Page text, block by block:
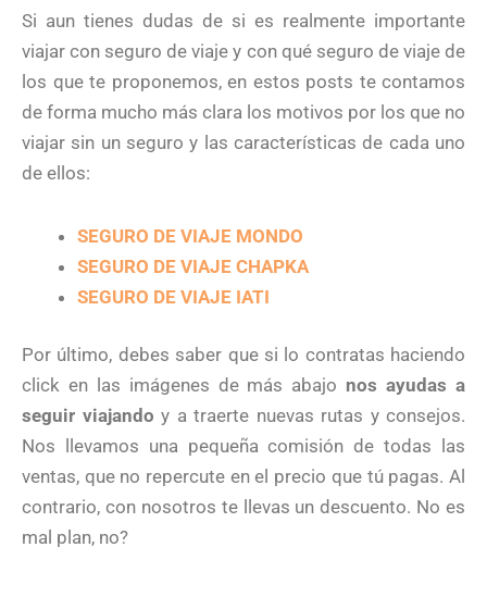
Si aun tienes dudas de si es realmente importante
viajar con seguro de viaje y con qué seguro de viaje de
los que te proponemos, en estos posts te contamos
de forma mucho más clara los motivos por los que no
viajar sin un seguro y las características de cada uno
de ellos:
SEGURO DE VIAJE MONDO
SEGURO DE VIAJE CHAPKA
SEGURO DE VIAJE IATI
Por último, debes saber que si lo contratas haciendo
click en las imágenes de más abajo nos ayudas a
seguir viajando y a traerte nuevas rutas y consejos.
Nos llevamos una pequeña comisión de todas las
ventas, que no repercute en el precio que tú pagas. Al
contrario, con nosotros te llevas un descuento. No es
mal plan, no?